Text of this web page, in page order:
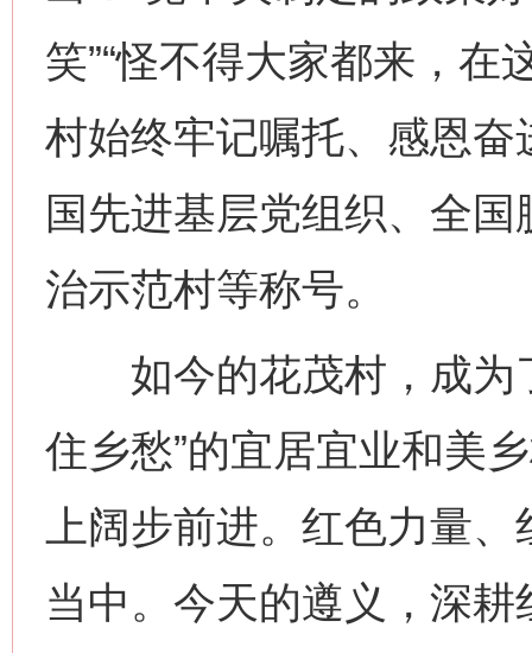
笑”“怪不得大家都来，在
村始终牢记嘱托、感恩
国先进基层党组织、全
治示范村等称号。
如今的花茂村，成为
住乡愁”的宜居宜业和美
上阔步前进。红色力量
当中。今天的遵义，深
网上购药对药下症？
这是一记警钟！ 谢